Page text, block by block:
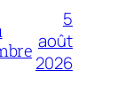
5
août
2026